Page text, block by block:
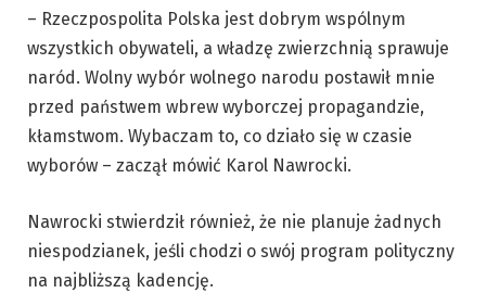
– Rzeczpospolita Polska jest dobrym wspólnym
wszystkich obywateli, a władzę zwierzchnią sprawuje
naród. Wolny wybór wolnego narodu postawił mnie
przed państwem wbrew wyborczej propagandzie,
kłamstwom. Wybaczam to, co działo się w czasie
wyborów – zaczął mówić Karol Nawrocki.
Nawrocki stwierdził również, że nie planuje żadnych
niespodzianek, jeśli chodzi o swój program polityczny
na najbliższą kadencję.